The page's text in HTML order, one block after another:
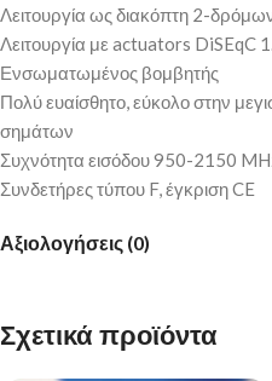
Λειτουργία ως διακόπτη 2-
Λειτουργία με actuators
Ενσωματωμένος βομβητής
Πολύ ευαίσθητο, εύκολο στην
σημάτων
Συχνότητα εισόδου 950-2150
Συνδετήρες τύπου F, έγκριση CE
Αξιολογήσεις (0)
Σχετικά προϊόντα